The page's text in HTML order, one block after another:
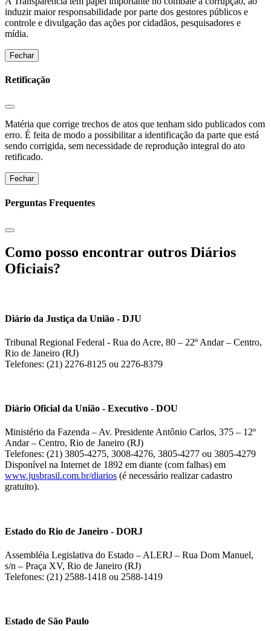
induzir maior responsabilidade por parte dos gestores públicos e
controle e divulgação das ações por cidadãos, pesquisadores e
mídia.
Fechar
Retificação
Matéria que corrige trechos de atos que tenham sido publicados com
erro. É feita de modo a possibilitar a identificação da parte que está
sendo corrigida, sem necessidade de reprodução integral do ato
retificado.
Fechar
Perguntas Frequentes
Como posso encontrar outros Diários
Oficiais?
Diário da Justiça da União - DJU
Tribunal Regional Federal - Rua do Acre, 80 – 22º Andar – Centro,
Rio de Janeiro (RJ)
Telefones: (21) 2276-8125 ou 2276-8379
Diário Oficial da União - Executivo - DOU
Ministério da Fazenda – Av. Presidente Antônio Carlos, 375 – 12º
Andar – Centro, Rio de Janeiro (RJ)
Telefones: (21) 3805-4275, 3008-4276, 3805-4277 ou 3805-4279
Disponível na Internet de 1892 em diante (com falhas) em
www.jusbrasil.com.br/diarios (é necessário realizar cadastro
gratuito).
Estado do Rio de Janeiro - DORJ
Assembléia Legislativa do Estado – ALERJ – Rua Dom Manuel,
s/n – Praça XV, Rio de Janeiro (RJ)
Telefones: (21) 2588-1418 ou 2588-1419
Estado de São Paulo